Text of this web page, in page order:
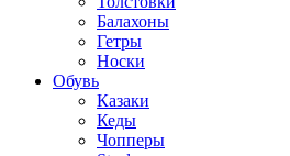
Балахоны
Гетры
Носки
Обувь
Казаки
Кеды
Чопперы